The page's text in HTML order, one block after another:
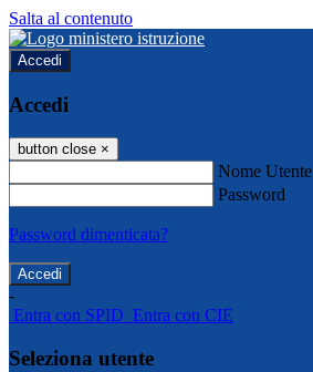
Salta al contenuto
Accedi
Accedi
button close ×
Nome Utente
Password
Password dimenticata?
-
Entra con SPID Entra con CIE
Seleziona utente